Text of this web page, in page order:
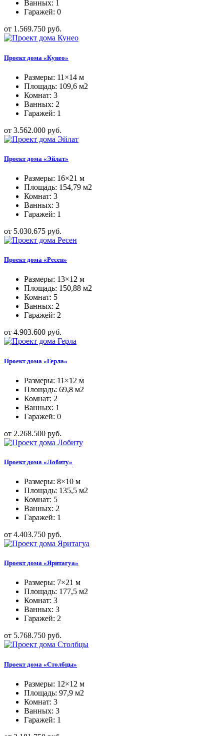
Ванных: 1
Гаражей: 0
от 1.569.750 руб.
Проект дома «Кунео»
Размеры: 11×14 м
Площадь: 109,6 м2
Комнат: 3
Ванных: 2
Гаражей: 1
от 3.562.000 руб.
Проект дома «Эйлат»
Размеры: 16×21 м
Площадь: 154,79 м2
Комнат: 3
Ванных: 3
Гаражей: 1
от 5.030.675 руб.
Проект дома «Ресен»
Размеры: 13×12 м
Площадь: 150,88 м2
Комнат: 5
Ванных: 2
Гаражей: 2
от 4.903.600 руб.
Проект дома «Герла»
Размеры: 11×12 м
Площадь: 69,8 м2
Комнат: 2
Ванных: 1
Гаражей: 0
от 2.268.500 руб.
Проект дома «Лобиту»
Размеры: 8×10 м
Площадь: 135,5 м2
Комнат: 5
Ванных: 2
Гаражей: 1
от 4.403.750 руб.
Проект дома «Яритагуа»
Размеры: 7×21 м
Площадь: 177,5 м2
Комнат: 3
Ванных: 3
Гаражей: 2
от 5.768.750 руб.
Проект дома «Столбцы»
Размеры: 12×12 м
Площадь: 97,9 м2
Комнат: 3
Ванных: 3
Гаражей: 1